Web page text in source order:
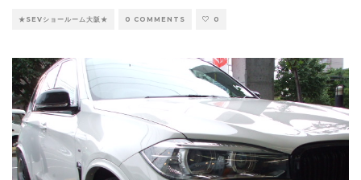
★SEVショールーム大阪★ 0 COMMENTS 0